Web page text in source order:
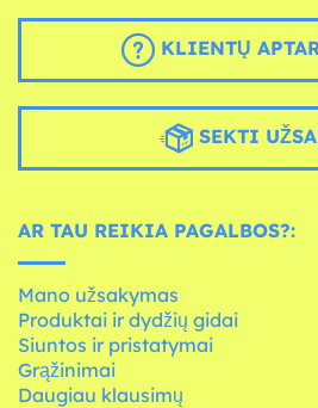
KLIENTŲ
SEKTI
AR TAU REIKIA PAGALBOS?:
Mano užsakymas
Produktai ir dydžių gidai
Siuntos ir pristatymai
Grąžinimai
Daugiau klausimų